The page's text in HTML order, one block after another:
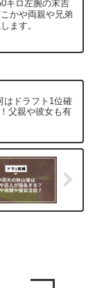
キロ左腕の末吉
かや両親や兄弟
ます。
はドラフト1位確
父親や彼女も有